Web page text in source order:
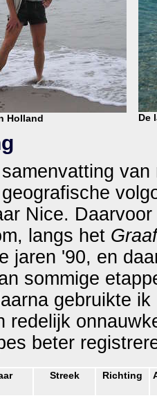
Holland De
Nice.
langs het
jaren '90, en
sommige
gebruikte
redelijk
beter
Streek Richting